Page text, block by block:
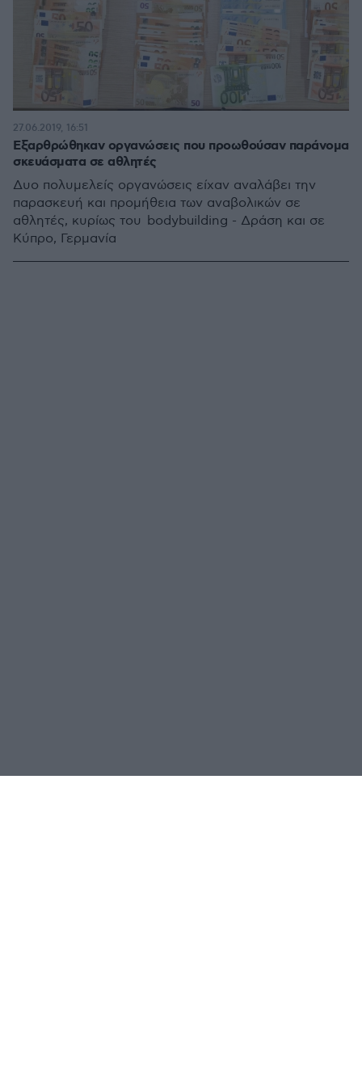
Εξαρθρώθηκαν οργανώσεις που προωθούσαν παράνομα
σκευάσματα σε αθλητές
Δυο πολυμελείς οργανώσεις είχαν αναλάβει την
παρασκευή και προμήθεια των αναβολικών σε
αθλητές, κυρίως του bodybuilding - Δράση και σε
Κύπρο, Γερμανία
27.06.2019, 16:51